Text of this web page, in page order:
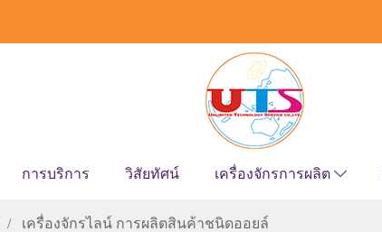
การบริการ วิสัยทัศน์ เครื่องจักรการผลิต
เครื่องจักรไลน์ การผลิตสินค้าชนิดออยล์